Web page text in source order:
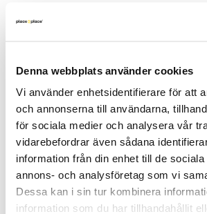
Denna webbplats använder cookies
Vi använder enhetsidentifierare för att
och annonserna till användarna,
för sociala medier och analysera vår
vidarebefordrar även sådana
information från din enhet till de
annons- och analysföretag som vi
Dessa kan i sin tur kombinera
information som du har tillhandahållit
Planetbordet designades av Sven
informella mötesplatser.
Läs mer - tillverkarens
.
Mått
Höjd 73 cm
Bredd 70 cm